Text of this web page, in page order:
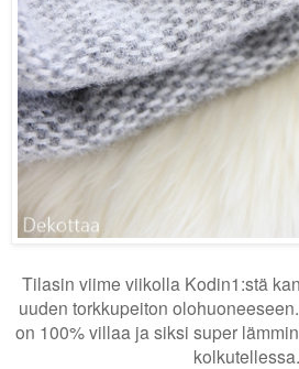
Tilasin viime viikolla Kodin1:stä
uuden torkkupeiton
on 100% villaa ja siksi super
kolkutellessa.